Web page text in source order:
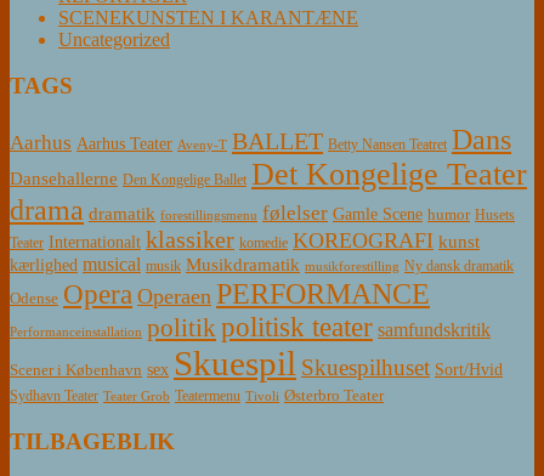
SCENEKUNSTEN I KARANTÆNE
Uncategorized
TAGS
Aarhus Aarhus Teater Aveny-T BALLET Betty Nansen Teatret Dans
Dansehallerne Den Kongelige Ballet Det Kongelige Teater
drama dramatik forestillingsmenu følelser Gamle Scene humor Husets
Teater Internationalt klassiker komedie KOREOGRAFI kunst
kærlighed musical musik Musikdramatik musikforestilling Ny dansk dramatik
Odense Opera Operaen PERFORMANCE
Performanceinstallation politikpolitisk teater samfundskritik
Scener i København sex Skuespil Skuespilhuset Sort/Hvid
Sydhavn Teater Teater Grob Teatermenu Tivoli Østerbro Teater
TILBAGEBLIK